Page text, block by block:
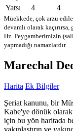
Yatsı
4 4
Müekkede, çok arzu
devamlı olarak
Hz. Peygamberimizin
yapmadığı namazlardır.
Marechal
Harita Ek Bilgiler
Şeriat kanunu, bir
Kabe'ye dönük olarak
için bu yön haritada